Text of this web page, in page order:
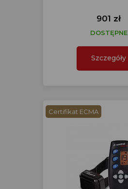
901 zł
DOSTĘPNE
Szczegóły
Certifikat ECMA